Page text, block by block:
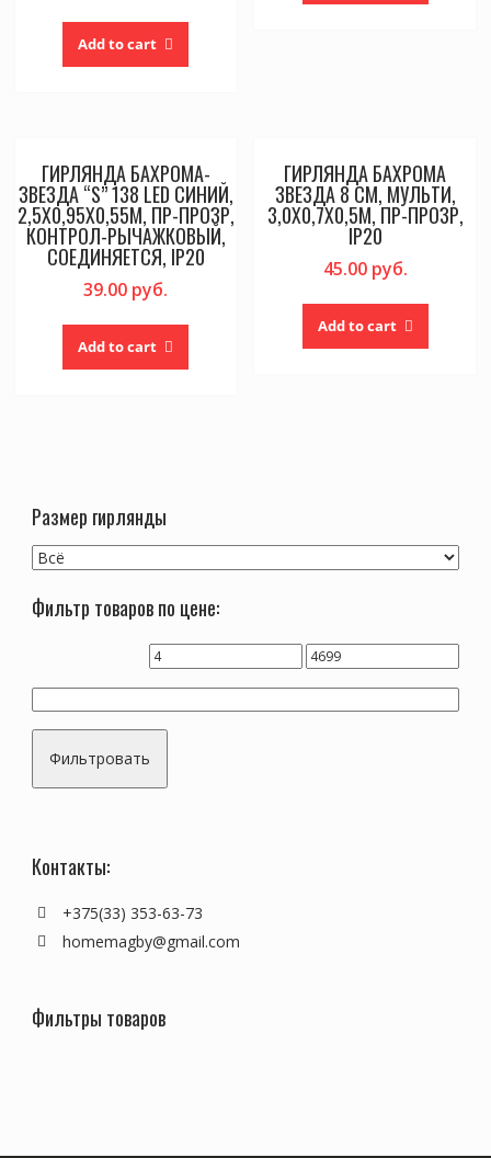
Add to cart
ГИРЛЯНДА БАХРОМА-
ЗВЕЗДА “S” 138 LED СИНИЙ,
2,5Х0,95Х0,55М, ПР-ПРОЗР,
КОНТРОЛ-РЫЧАЖКОВЫЙ,
СОЕДИНЯЕТСЯ, IP20
39.00 руб.
Add to cart
ГИРЛЯНДА БАХРОМА
ЗВЕЗДА 8 СМ, МУЛЬТИ,
3,0Х0,7Х0,5М, ПР-ПРОЗР,
IP20
45.00 руб.
Add to cart
Размер гирлянды
Фильтр товаров по цене:
Фильтровать
Контакты:
+375(33) 353-63-73
homemagby@gmail.com
Фильтры товаров